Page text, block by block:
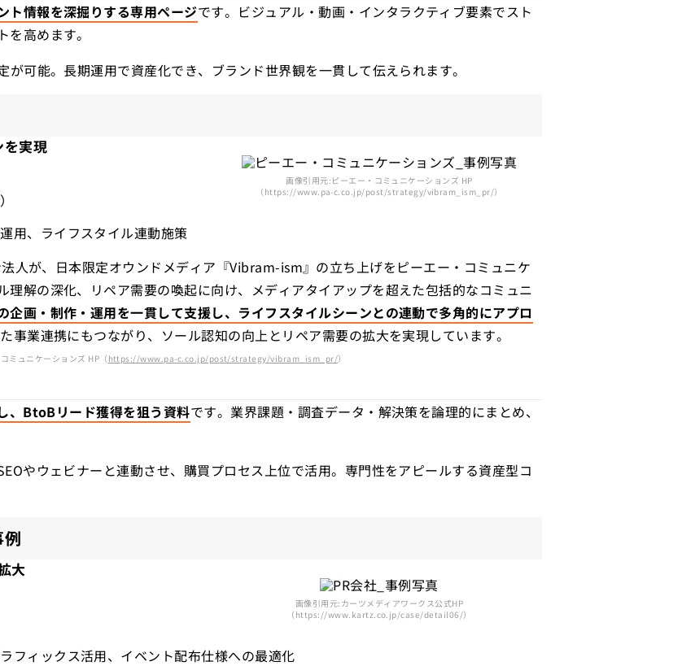
ト情報を深掘りする専用ページです。ビジュアル・動画・インタラクティブ要素でスト
高めます。
可能。長期運用で資産化でき、ブランド世界観を一貫して伝えられます。
を実現
画像引用元:ピーエー・コミュニケーションズ HP
（https://www.pa-c.co.jp/post/strategy/vibram_ism_pr/）
用、ライフスタイル連動施策
人が、日本限定オウンドメディア『Vibram-ism』の立ち上げをピーエー・コミュニケ
解の深化、リペア需要の喚起に向け、メディアタイアップを超えた包括的なコミュニ
企画・制作・運用を一貫して支援し、ライフスタイルシーンとの連動で多角的にアプロ
事業連携にもつながり、ソール認知の向上とリペア需要の拡大を実現しています。
ミュニケーションズ HP（ https://www.pa-c.co.jp/post/strategy/vibram_ism_pr/）
、BtoBリード獲得を狙う資料です。業界課題・調査データ・解決策を論理的にまとめ、
やウェビナーと連動させ、購買プロセス上位で活用。専門性をアピールする資産型コ
大
画像引用元:カーツメディアワークス公式HP
（https://www.kartz.co.jp/case/detail06/）
フィックス活用、イベント配布仕様への最適化